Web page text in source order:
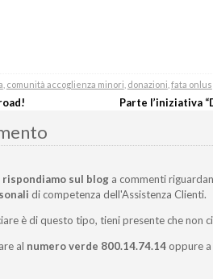
comunità accoglienza minori donazioni fata onlus
Parte l’iniziativa
rispondiamo sul bloga commenti
di competenza dell'Assistenza Clienti.
è di questo tipo, tieni presente che non
al numero verde 800.14.74.14oppure a